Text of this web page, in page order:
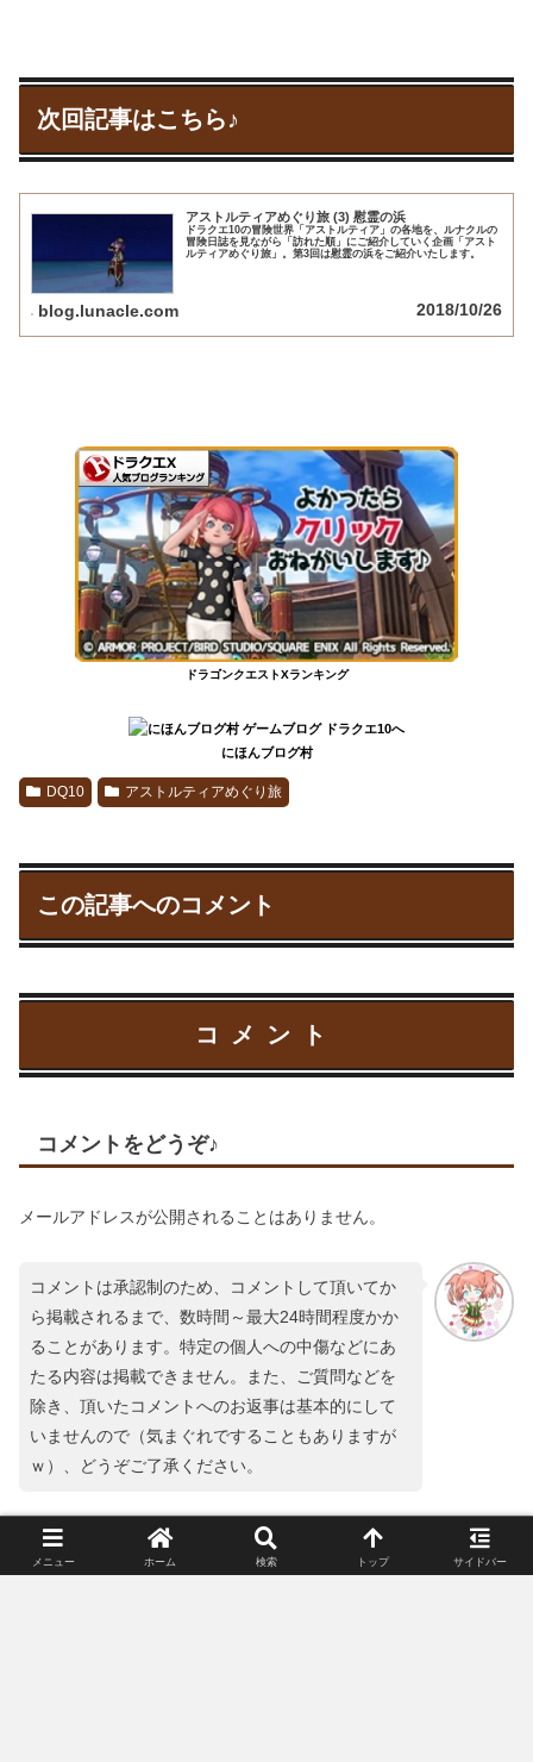
次回記事はこちら♪
アストルティアめぐり旅 (3) 慰霊の浜
ドラクエ10の冒険世界「アストルティア」の各地を、ルナクルの
冒険日誌を見ながら「訪れた順」にご紹介していく企画「アスト
ルティアめぐり旅」。第3回は慰霊の浜をご紹介いたします。
blog.lunacle.com 2018/10/26
ドラゴンクエストXランキング
にほんブログ村
DQ10 アストルティアめぐり旅
この記事へのコメント
コメント
コメントをどうぞ♪
メールアドレスが公開されることはありません。
コメントは承認制のため、コメントして頂いてか
ら掲載されるまで、数時間～最大24時間程度かか
ることがあります。特定の個人への中傷などにあ
たる内容は掲載できません。また、ご質問などを
除き、頂いたコメントへのお返事は基本的にして
いませんので（気まぐれですることもありますが
ｗ）、どうぞご了承ください。
コメント
メニュー ホーム 検索 トップ サイドバー